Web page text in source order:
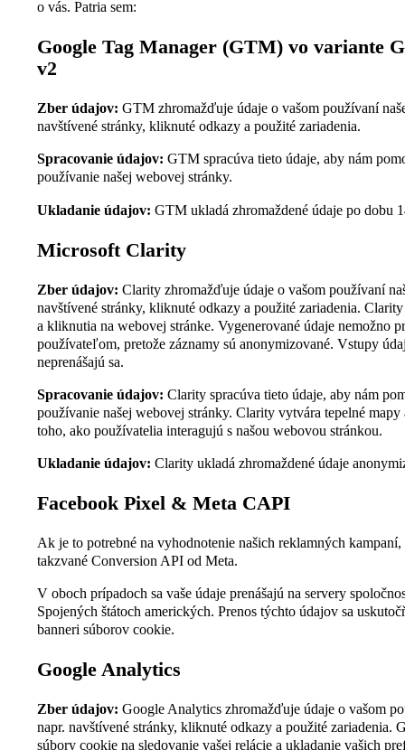
o vás. Patria sem:
Google Tag Manager (GTM) vo variante
v2
Zber údajov: GTM zhromažďuje údaje o vašom používaní
navštívené stránky, kliknuté odkazy a použité zariadenia.
Spracovanie údajov: GTM spracúva tieto údaje, aby nám
používanie našej webovej stránky.
Ukladanie údajov: GTM ukladá zhromaždené údaje po dobu
Microsoft Clarity
Zber údajov: Clarity zhromažďuje údaje o vašom používaní
navštívené stránky, kliknuté odkazy a použité zariadenia.
a kliknutia na webovej stránke. Vygenerované údaje nemožno
používateľom, pretože záznamy sú anonymizované. Vstupy
neprenášajú sa.
Spracovanie údajov: Clarity spracúva tieto údaje, aby nám
používanie našej webovej stránky. Clarity vytvára tepelné
toho, ako používatelia interagujú s našou webovou stránkou.
Ukladanie údajov: Clarity ukladá zhromaždené údaje
Facebook Pixel & Meta CAPI
Ak je to potrebné na vyhodnotenie našich reklamných
takzvané Conversion API od Meta.
V oboch prípadoch sa vaše údaje prenášajú na servery
Spojených štátoch amerických. Prenos týchto údajov sa
banneri súborov cookie.
Google Analytics
Zber údajov: Google Analytics zhromažďuje údaje o vašom
napr. navštívené stránky, kliknuté odkazy a použité zariadenia.
súbory cookie na sledovanie vašej relácie a ukladanie vašich